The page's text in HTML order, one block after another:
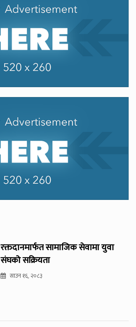
रक्तदानमार्फत सामाजिक सेवामा युवा
संघको सक्रियता
साउन १६, २०८३